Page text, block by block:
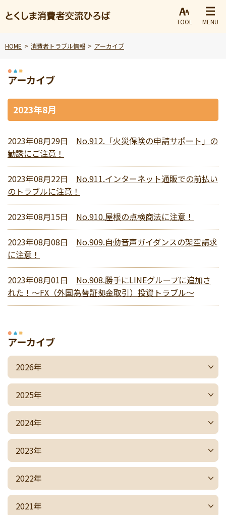
TOOL MENU
HOME 消費者トラブル情報 アーカイブ
アーカイブ
2023年8月
2023年08月29日
No.912.「火災保険の申請サポート」の
勧誘にご注意！
2023年08月22日
No.911.インターネット通販での前払い
のトラブルに注意！
2023年08月15日 No.910.屋根の点検商法に注意！
2023年08月08日
No.909.自動音声ガイダンスの架空請求
に注意！
2023年08月01日
No.908.勝手にLINEグループに追加さ
れた！～FX（外国為替証拠金取引）投資トラブル～
アーカイブ
2026年
2025年
2024年
2023年
2022年
2021年